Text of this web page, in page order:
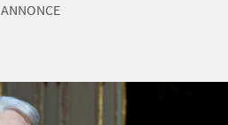
ANNONCE